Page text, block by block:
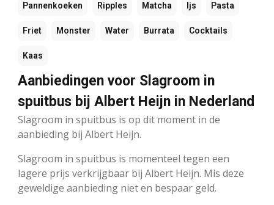
Pannenkoeken Ripples Matcha Ijs Pasta
Friet Monster Water Burrata Cocktails
Kaas
Aanbiedingen voor Slagroom in
spuitbus bij Albert Heijn in Nederland
Slagroom in spuitbus is op dit moment in de
aanbieding bij Albert Heijn.
Slagroom in spuitbus is momenteel tegen een
lagere prijs verkrijgbaar bij Albert Heijn. Mis deze
geweldige aanbieding niet en bespaar geld.